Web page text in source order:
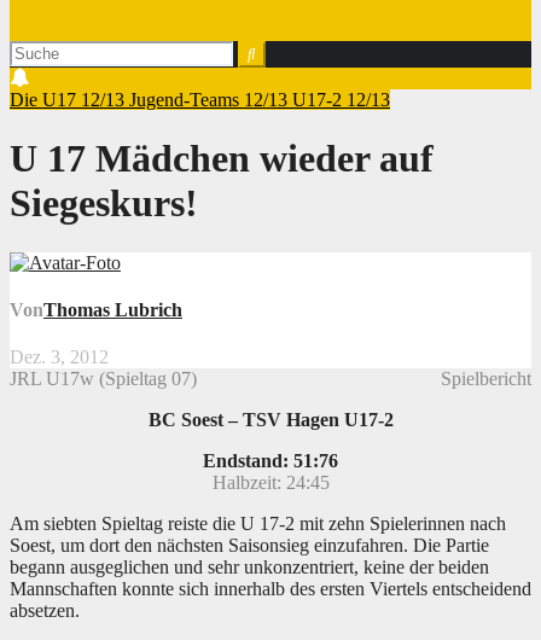
Die U17 12/13 Jugend-Teams 12/13 U17-2 12/13
U 17 Mädchen wieder auf
Siegeskurs!
VonThomas Lubrich
Dez. 3, 2012
JRL U17w (Spieltag 07)
Spielbericht
BC Soest – TSV Hagen U17-2
Endstand: 51:76
Halbzeit: 24:45
Am siebten Spieltag reiste die U 17-2 mit zehn Spielerinnen nach
Soest, um dort den nächsten Saisonsieg einzufahren. Die Partie
begann ausgeglichen und sehr unkonzentriert, keine der beiden
Mannschaften konnte sich innerhalb des ersten Viertels entscheidend
absetzen.